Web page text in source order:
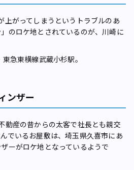
がってしまうというトラブルのあ
のロケ地とされているのが、川崎に
急東横線武蔵小杉駅。
ンザー
動産の昔からの太客で社長とも親交
でいるお屋敷は、埼玉県久喜市にあ
ーがロケ地となっているようで